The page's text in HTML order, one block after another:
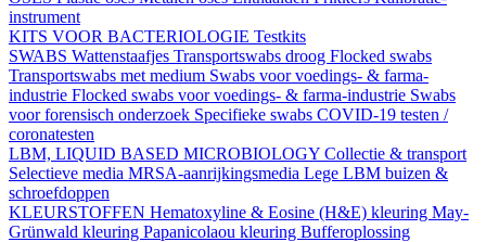
instrument
KITS VOOR BACTERIOLOGIE Testkits
SWABS Wattenstaafjes Transportswabs droog Flocked swabs
Transportswabs met medium Swabs voor voedings- & farma-
industrie Flocked swabs voor voedings- & farma-industrie Swabs
voor forensisch onderzoek Specifieke swabs COVID-19 testen /
coronatesten
LBM, LIQUID BASED MICROBIOLOGY Collectie & transport
Selectieve media MRSA-aanrijkingsmedia Lege LBM buizen &
schroefdoppen
KLEURSTOFFEN Hematoxyline & Eosine (H&E) kleuring May-
Grünwald kleuring Papanicolaou kleuring Bufferoplossing